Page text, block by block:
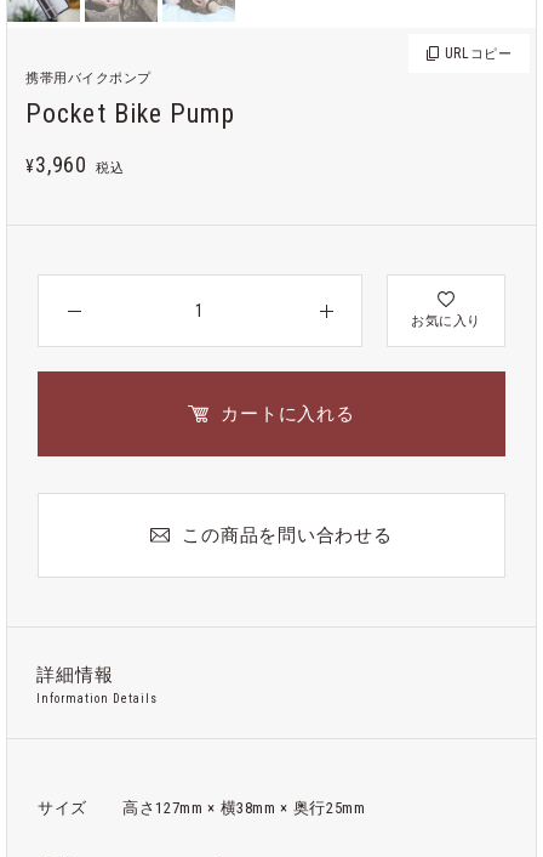
URL コピー
携帯用バイクポンプ
Pocket Bike Pump
¥3,960 税込
お気に入り
カートに入れる
この商品を問い合わせる
詳細情報
Information Details
サイズ 高さ127mm × 横38mm × 奥行25mm